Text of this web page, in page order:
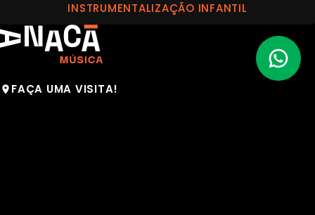
INSTRUMENTALIZAÇÃO INFANTIL
FAÇA UMA VISITA!